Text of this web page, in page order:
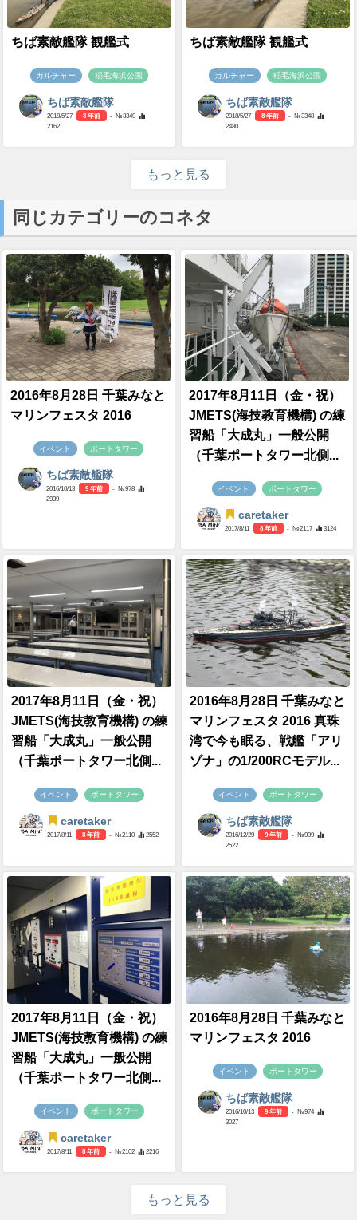
ちば素敵艦隊 観艦式
カルチャー 稲毛海浜公園
ちば素敵艦隊
2018/5/27 8 年前
- №3349
2162
ちば素敵艦隊 観艦式
カルチャー 稲毛海浜公園
ちば素敵艦隊
2018/5/27 8 年前
- №3348
2480
もっと見る
同じカテゴリーのコネタ
2016年8月28日 千葉みなと
マリンフェスタ 2016
イベント ポートタワー
ちば素敵艦隊
2016/10/13 9 年前
- №978
2939
2017年8月11日（金・祝）
JMETS(海技教育機構) の練
習船「大成丸」一般公開
（千葉ポートタワー北側...
イベント ポートタワー
caretaker
2017/8/11 8 年前 - №2117 3124
2017年8月11日（金・祝）
JMETS(海技教育機構) の練
習船「大成丸」一般公開
（千葉ポートタワー北側...
イベント ポートタワー
caretaker
2017/8/11 8 年前 - №2110 2552
2016年8月28日 千葉みなと
マリンフェスタ 2016 真珠
湾で今も眠る、戦艦「アリ
ゾナ」の1/200RCモデル...
イベント ポートタワー
ちば素敵艦隊
2016/12/29 9 年前
- №999
2522
2017年8月11日（金・祝）
JMETS(海技教育機構) の練
習船「大成丸」一般公開
（千葉ポートタワー北側...
イベント ポートタワー
caretaker
2017/8/11 8 年前 - №2102 2216
2016年8月28日 千葉みなと
マリンフェスタ 2016
イベント ポートタワー
ちば素敵艦隊
2016/10/13 9 年前
- №974
3027
もっと見る